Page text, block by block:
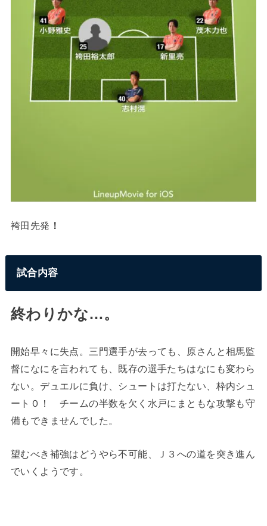
袴田先発 ！
試合内容
終わりかな…。
開始早々に失点。三門選手が去っても、原さんと相馬監
督になにを言われても、既存の選手たちはなにも変わら
ない。デュエルに負け、シュートは打たない、枠内シュ
ート０！ チームの半数を欠く水戸にまともな攻撃も守
備もできませんでした。
望むべき補強はどうやら不可能、Ｊ３への道を突き進ん
でいくようです。